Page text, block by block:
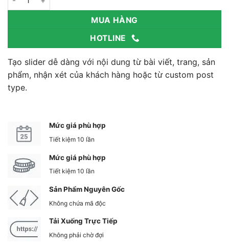
MUA HÀNG
HOTLINE
Tạo slider dễ dàng với nội dung từ bài viết, trang, sản
phẩm, nhận xét của khách hàng hoặc từ custom post
type.
Mức giá phù hợp
Tiết kiệm 10 lần
Mức giá phù hợp
Tiết kiệm 10 lần
Sản Phẩm Nguyên Gốc
Không chứa mã độc
Tải Xuống Trực Tiếp
Không phải chờ đợi